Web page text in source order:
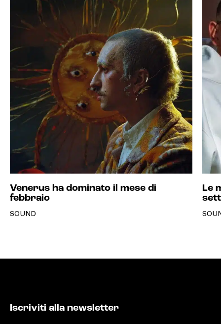
Venerus ha dominato il mese di
febbraio
SOUND
Le
Iscriviti alla newsletter